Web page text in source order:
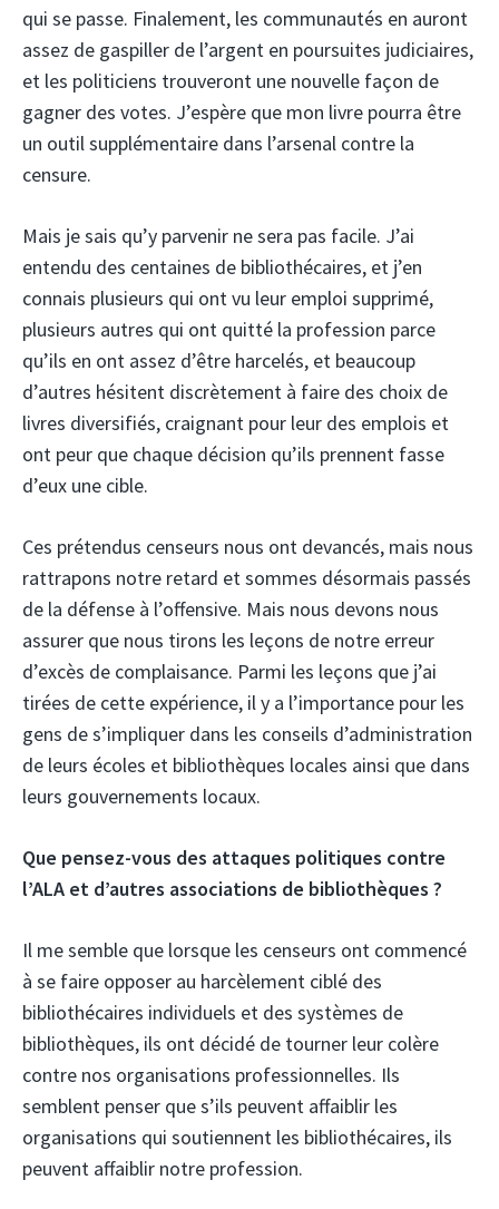
qui se passe. Finalement, les communautés en auront
assez de gaspiller de l’argent en poursuites judiciaires,
et les politiciens trouveront une nouvelle façon de
gagner des votes. J’espère que mon livre pourra être
un outil supplémentaire dans l’arsenal contre la
censure.
Mais je sais qu’y parvenir ne sera pas facile. J’ai
entendu des centaines de bibliothécaires, et j’en
connais plusieurs qui ont vu leur emploi supprimé,
plusieurs autres qui ont quitté la profession parce
qu’ils en ont assez d’être harcelés, et beaucoup
d’autres hésitent discrètement à faire des choix de
livres diversifiés, craignant pour leur des emplois et
ont peur que chaque décision qu’ils prennent fasse
d’eux une cible.
Ces prétendus censeurs nous ont devancés, mais nous
rattrapons notre retard et sommes désormais passés
de la défense à l’offensive. Mais nous devons nous
assurer que nous tirons les leçons de notre erreur
d’excès de complaisance. Parmi les leçons que j’ai
tirées de cette expérience, il y a l’importance pour les
gens de s’impliquer dans les conseils d’administration
de leurs écoles et bibliothèques locales ainsi que dans
leurs gouvernements locaux.
Que pensez-vous des attaques politiques contre
l’ALA et d’autres associations de bibliothèques ?
Il me semble que lorsque les censeurs ont commencé
à se faire opposer au harcèlement ciblé des
bibliothécaires individuels et des systèmes de
bibliothèques, ils ont décidé de tourner leur colère
contre nos organisations professionnelles. Ils
semblent penser que s’ils peuvent affaiblir les
organisations qui soutiennent les bibliothécaires, ils
peuvent affaiblir notre profession.